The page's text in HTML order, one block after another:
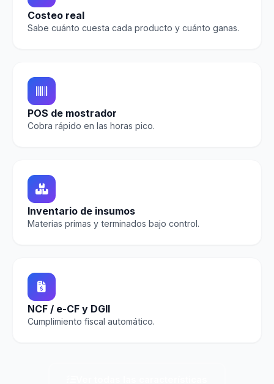
Costeo real
Sabe cuánto cuesta cada producto y cuánto ganas.
POS de mostrador
Cobra rápido en las horas pico.
Inventario de insumos
Materias primas y terminados bajo control.
NCF / e-CF y DGII
Cumplimiento fiscal automático.